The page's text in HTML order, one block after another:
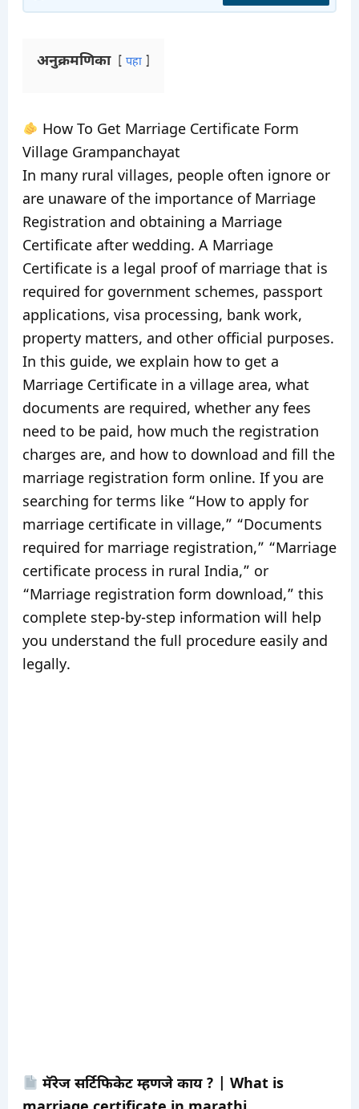
अनुक्रमणिका पहा
How To Get Marriage Certificate Form
Village Grampanchayat
In many rural villages, people often ignore or
are unaware of the importance of Marriage
Registration and obtaining a Marriage
Certificate after wedding. A Marriage
Certificate is a legal proof of marriage that is
required for government schemes, passport
applications, visa processing, bank work,
property matters, and other official purposes.
In this guide, we explain how to get a
Marriage Certificate in a village area, what
documents are required, whether any fees
need to be paid, how much the registration
charges are, and how to download and fill the
marriage registration form online. If you are
searching for terms like “How to apply for
marriage certificate in village,” “Documents
required for marriage registration,” “Marriage
certificate process in rural India,” or
“Marriage registration form download,” this
complete step-by-step information will help
you understand the full procedure easily and
legally.
मॅरेज सर्टिफिकेट म्हणजे काय ? | What is